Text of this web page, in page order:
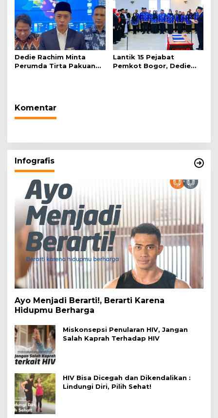
Dedie Rachim Minta
Perumda Tirta Pakuan
Lantik 15 Pejabat
Pemkot Bogor, Dedie
Komentar
Infografis
Ayo Menjadi Berarti!, Berarti Karena
Hidupmu Berharga
Miskonsepsi Penularan HIV, Jangan
Salah Kaprah Terhadap HIV
HIV Bisa Dicegah dan Dikendalikan :
Lindungi Diri, Pilih Sehat!